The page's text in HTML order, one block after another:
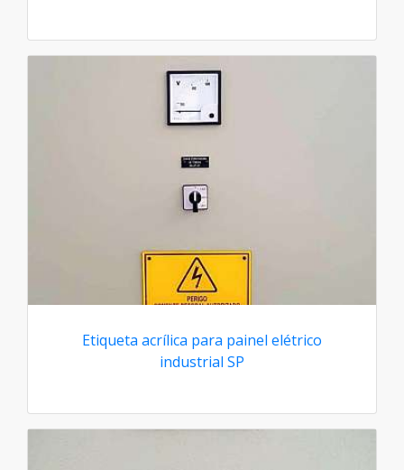
Etiqueta acrílica para painel elétrico
industrial SP